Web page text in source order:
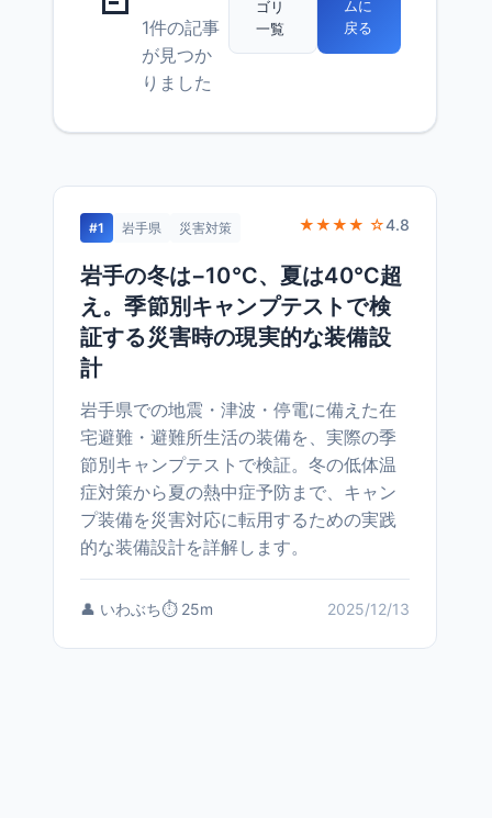
1件の記事
が見つか
りました
ゴリ
一覧
ムに
戻る
#1 岩手県 災害対策 ★★★★ ☆4.8
岩手の冬は−10℃、夏は40℃超
え。季節別キャンプテストで検
証する災害時の現実的な装備設
計
岩手県での地震・津波・停電に備えた在
宅避難・避難所生活の装備を、実際の季
節別キャンプテストで検証。冬の低体温
症対策から夏の熱中症予防まで、キャン
プ装備を災害対応に転用するための実践
的な装備設計を詳解します。
👤 いわぶち⏱️ 25m 2025/12/13